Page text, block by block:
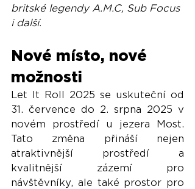
britské legendy A.M.C, Sub Focus
i další.
Nové místo, nové
možnosti
Let It Roll 2025 se uskuteční od
31. července do 2. srpna 2025 v
novém prostředí u jezera Most.
Tato změna přináší nejen
atraktivnější prostředí a
kvalitnější zázemí pro
návštěvníky, ale také prostor pro